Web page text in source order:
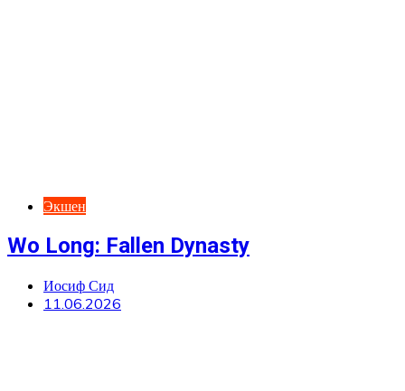
Экшен
Wo Long: Fallen Dynasty
Иосиф Сид
11.06.2026